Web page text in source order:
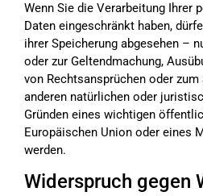
Wenn Sie die Verarbeitung Ihrer
Daten eingeschränkt haben,
ihrer Speicherung abgesehen –
oder zur Geltendmachung,
von Rechtsansprüchen oder
anderen natürlichen oder
Gründen eines wichtigen
Europäischen Union oder eines
werden.
Widerspruch gegen